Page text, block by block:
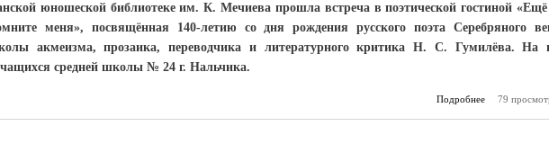
юношеской библиотеке им. К. Мечиева прошла встреча в поэтической гостиной
меня», посвящённая 140-летию со дня рождения русского поэта Серебряного
акмеизма, прозаика, переводчика и литературного критика Н. С. Гумилёва. На
средней школы № 24 г. Нальчика.
Подробнее
о Ещё
79